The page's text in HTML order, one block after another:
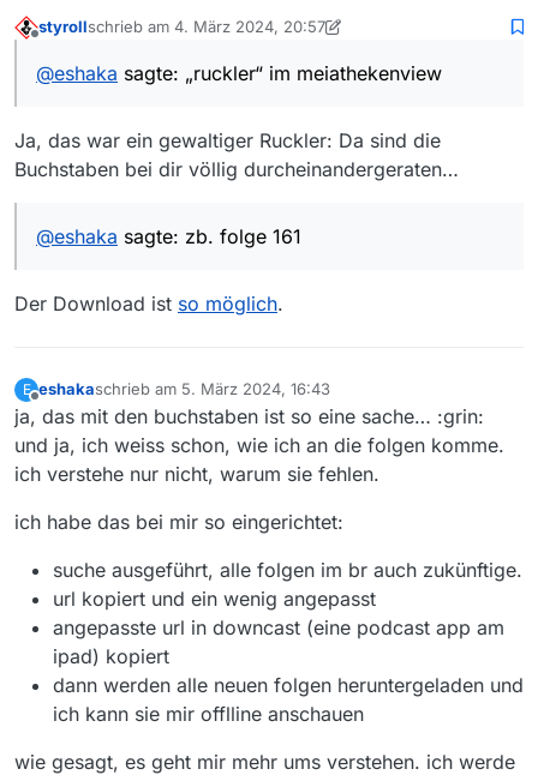
br mediathek abspielbar sind.
styrollschrieb am 4. März 2024, 20:57
zuletzt editiert von styroll 3. Mai 2024, 19:05
@eshaka sagte: „ruckler“ im meiathekenview
Ja, das war ein gewaltiger Ruckler: Da sind die
Buchstaben bei dir völlig durcheinandergeraten…
@eshaka sagte: zb. folge 161
Der Download ist so möglich.
E
Offline
eshakaschrieb am 5. März 2024, 16:43
zuletzt editiert von
ja, das mit den buchstaben ist so eine sache… :grin:
und ja, ich weiss schon, wie ich an die folgen komme.
ich verstehe nur nicht, warum sie fehlen.
ich habe das bei mir so eingerichtet:
suche ausgeführt, alle folgen im br auch zukünftige.
url kopiert und ein wenig angepasst
angepasste url in downcast (eine podcast app am
ipad) kopiert
dann werden alle neuen folgen heruntergeladen und
ich kann sie mir offlline anschauen
wie gesagt, es geht mir mehr ums verstehen. ich werde